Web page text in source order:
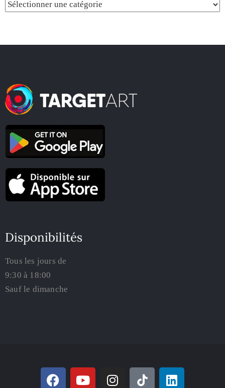
Disponibilités
Tous les jours de
9:30 à 18:00
Sauf le dimanche